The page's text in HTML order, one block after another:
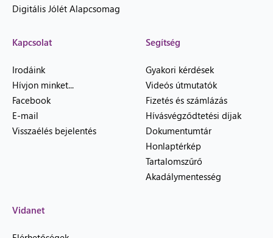
Digitális Jólét Alapcsomag
Kapcsolat
Irodáink
Hívjon minket...
Facebook
E-mail
Visszaélés bejelentés
Segítség
Gyakori kérdések
Videós útmutatók
Fizetés és számlázás
Hívásvégződtetési díjak
Dokumentumtár
Honlaptérkép
Tartalomszűrő
Akadálymentesség
Vidanet